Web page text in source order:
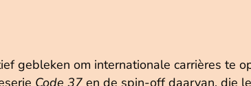
gebleken om internationale carrières te
Code 37 en de spin-off daarvan, die